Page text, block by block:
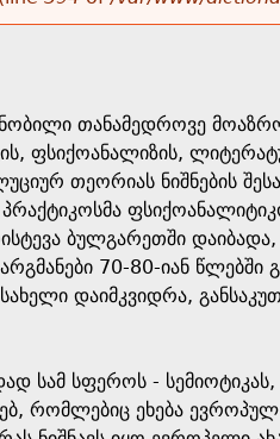
თანამედროვე
ფსიქოანალიზის,
თეორიას ნიშნების
ბულგარეთში
70-80-იან
დაიმკვიდრა,
სამ სფეროს -
რომლებიც ეხება